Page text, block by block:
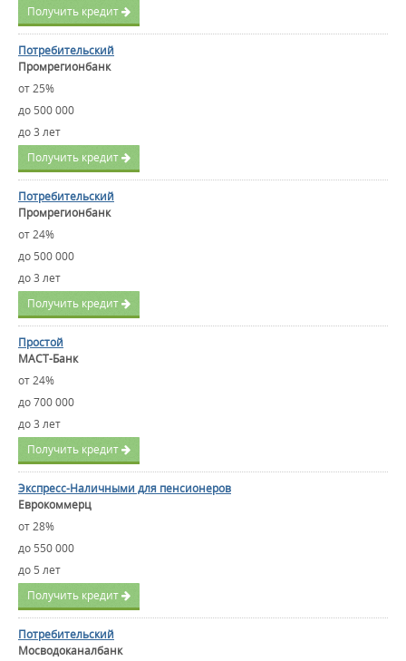
Получить кредит
Потребительский
Промрегионбанк
от 25%
до 500 000
до 3 лет
Получить кредит
Потребительский
Промрегионбанк
от 24%
до 500 000
до 3 лет
Получить кредит
Простой
МАСТ-Банк
от 24%
до 700 000
до 3 лет
Получить кредит
Экспресс-Наличными для пенсионеров
Еврокоммерц
от 28%
до 550 000
до 5 лет
Получить кредит
Потребительский
Мосводоканалбанк